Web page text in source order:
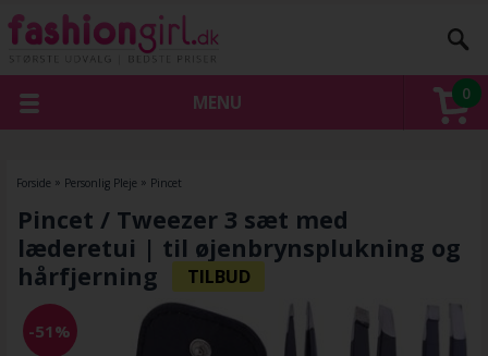
0
MENU
Forside » Personlig Pleje » Pincet
Pincet / Tweezer 3 sæt med
læderetui | til øjenbrynsplukning og
hårfjerning
-51%